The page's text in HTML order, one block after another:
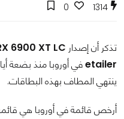
1314
0
تذكر أن إصدار 6900 XT LC
etailerفي أوروبا منذ بضعة
ينتهي المطاف بهذه البطاقات.
أرخص قائمة في أوروبا هي قائمة